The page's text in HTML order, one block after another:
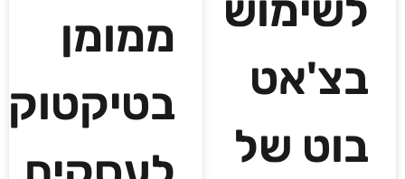
בצ'אט
בוט של
ממומן
בטיקטוק